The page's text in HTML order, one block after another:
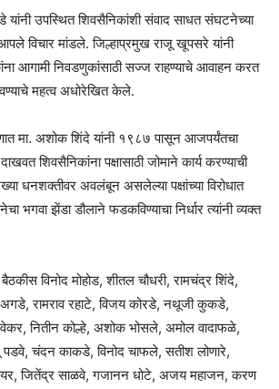
यांनी उपस्थित शिवसैनिकांशी संवाद साधत संघटनेच्या
आपले विचार मांडले. जिल्हाप्रमुख राजू खूपसरे यांनी
आगामी निवडणुकांसाठी सज्ज राहण्याचे आवाहन करत
महत्व अधोरेखित केले.
मा. अशोक शिंदे यांनी १९८७ पासून आजपर्यंतचा
शिवसैनिकांना पक्षासाठी जोमाने कार्य करण्याची
धनशक्तीवर अवलंबून असलेल्या पक्षांच्या विरोधात
भगवा झेंडा डौलाने फडकविण्याचा निर्धार त्यांनी व्यक्त
विनोद मोहोड, शीतल चौधरी, रामचंद्र शिंदे,
रामराव रहाटे, विजय कोरडे, नथूजी कुकडे,
नितीन कोल्हे, अशोक भोसले, अमोल वादाफळे,
पडवे, चंदन काकडे, विनोद चाफले, सतीश लोणारे,
जितेंद्र साळवे, गजानन धोटे, अजय महाजन, करण